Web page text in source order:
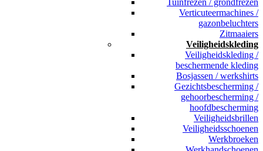
Tuinfrezen / grondfrezen
Verticuteermachines /
gazonbeluchters
Zitmaaiers
Veiligheidskleding
Veiligheidskleding /
beschermende kleding
Bosjassen / werkshirts
Gezichtsbescherming /
gehoorbescherming /
hoofdbescherming
Veiligheidsbrillen
Veiligheidsschoenen
Werkbroeken